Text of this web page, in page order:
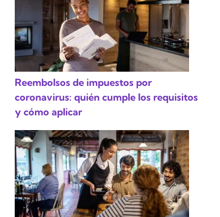
Reembolsos de impuestos por
coronavirus: quién cumple los requisitos
y cómo aplicar